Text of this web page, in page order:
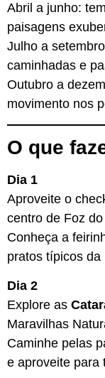
Abril a junho:
paisagens
Julho a
caminhadas e
Outubro a
movimento nos
O que
Dia 1
Aproveite o
centro de Foz
Conheça a
pratos típicos da
Dia 2
Explore as
Maravilhas
Caminhe pelas
e aproveite para